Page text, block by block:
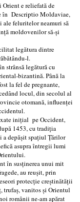
e reliefată de
în Descriptio Moldaviae,
ale feluritelor neamuri să
moldovenilor să-şi
legătura dintre
l.
legătură cu
bizantină. Până la
la fel de pregnante,
locul, din secolul al
otomană, influenţei
iniţial pe Occident,
1453, cu tradiţia
depăşit spaţiul Ţărilor
asupra întregii lumi
în susţinerea unui mit
au reuşit, prin
protecţie creştinătăţii
trufaş, vanitos şi Orientul
românii ne-am apărat